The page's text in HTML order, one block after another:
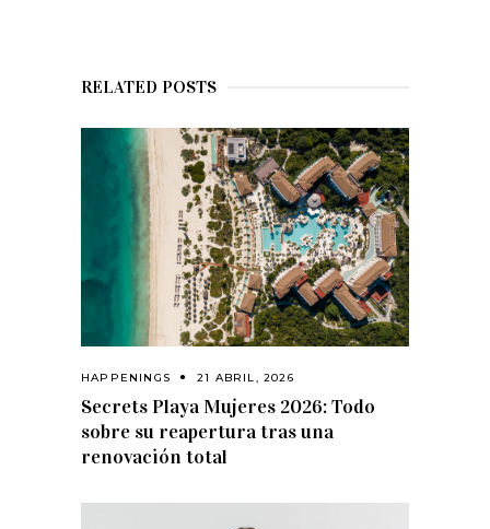
RELATED POSTS
HAPPENINGS 21 ABRIL, 2026
Secrets Playa Mujeres 2026: Todo
sobre su reapertura tras una
renovación total